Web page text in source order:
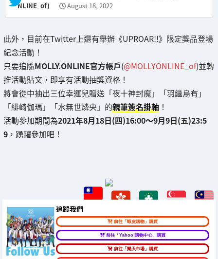
NLINE_of)
August 18, 2022
此外，目前在Twitter上還有舉辦《UPROAR!!》限定獎品登場
紀念活動！
只要追隨MOLLY.ONLINE官方帳戶(@MOLLYONLINE_of)並轉
推活動貼文，即享有活動抽獎資格！
將會從中抽出三位幸運兒贈送「夜十神封魔」「羽繼烏有」
「緋崎伽瑪」「水無世燐央」的親筆簽名掛軸 ！
活動參加期間為2021年8月18日(四)16:00～9月9日(五)23:5
9 ，踴躍參加吧！
追蹤我們
前往「蝦皮購物」購買
前往「Yahoo!購物中心」購買
前往「樂天市場」購買